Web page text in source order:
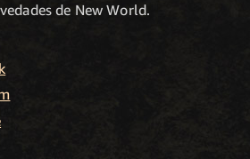
de New World.